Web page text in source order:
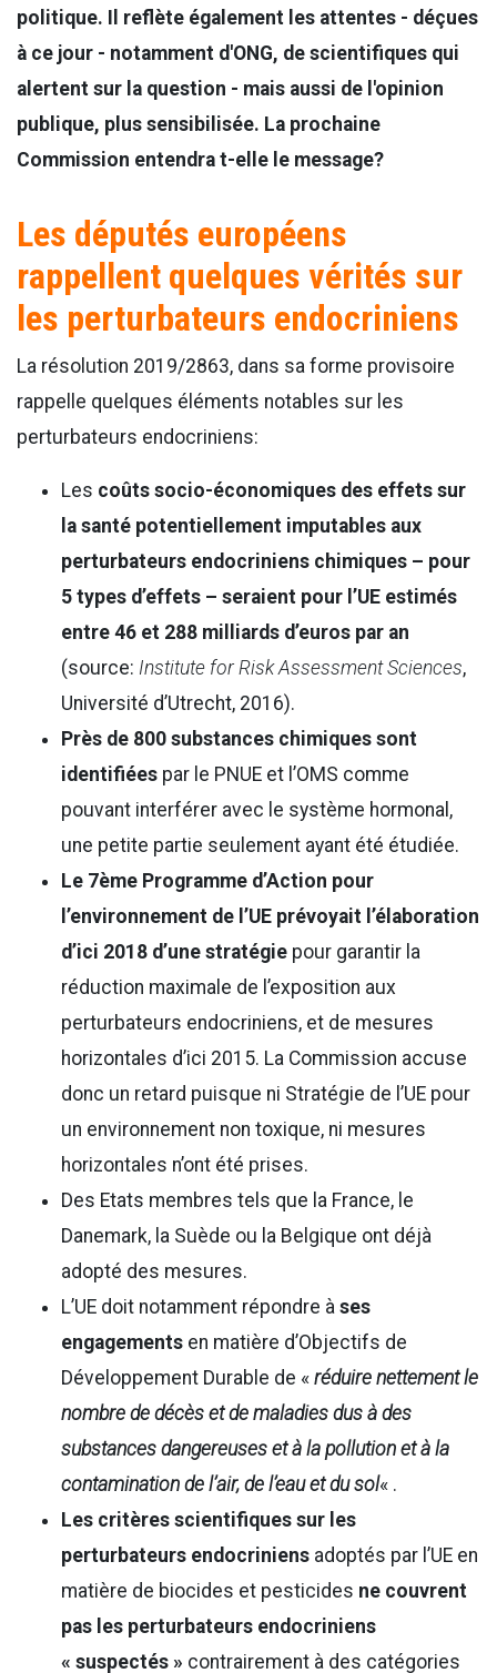
politique. Il reflète également les attentes - déçues
à ce jour - notamment d'ONG, de scientifiques qui
alertent sur la question - mais aussi de l'opinion
publique, plus sensibilisée. La prochaine
Commission entendra t-elle le message?
Les députés européens
rappellent quelques vérités sur
les perturbateurs endocriniens
La résolution 2019/2863, dans sa forme provisoire
rappelle quelques éléments notables sur les
perturbateurs endocriniens:
Les coûts socio-économiques des effets sur
la santé potentiellement imputables aux
perturbateurs endocriniens chimiques – pour
5 types d’effets – seraient pour l’UE estimés
entre 46 et 288 milliards d’euros par an
(source: Institute for Risk Assessment Sciences,
Université d’Utrecht, 2016).
Près de 800 substances chimiques sont
identifiées par le PNUE et l’OMS comme
pouvant interférer avec le système hormonal,
une petite partie seulement ayant été étudiée.
Le 7ème Programme d’Action pour
l’environnement de l’UE prévoyait l’élaboration
d’ici 2018 d’une stratégie pour garantir la
réduction maximale de l’exposition aux
perturbateurs endocriniens, et de mesures
horizontales d’ici 2015. La Commission accuse
donc un retard puisque ni Stratégie de l’UE pour
un environnement non toxique, ni mesures
horizontales n’ont été prises.
Des Etats membres tels que la France, le
Danemark, la Suède ou la Belgique ont déjà
adopté des mesures.
L’UE doit notamment répondre à ses
engagements en matière d’Objectifs de
Développement Durable de « réduire nettement le
nombre de décès et de maladies dus à des
substances dangereuses et à la pollution et à la
contamination de l’air, de l’eau et du sol« .
Les critères scientifiques sur les
perturbateurs endocriniens adoptés par l’UE en
matière de biocides et pesticides ne couvrent
pas les perturbateurs endocriniens
« suspectés » contrairement à des catégories